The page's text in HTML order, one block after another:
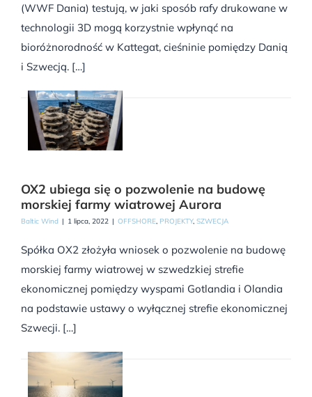
(WWF Dania) testują, w jaki sposób rafy drukowane w
technologii 3D mogą korzystnie wpłynąć na
bioróżnorodność w Kattegat, cieśninie pomiędzy Danią
i Szwecją. […]
OX2 ubiega się o pozwolenie na budowę
morskiej farmy wiatrowej Aurora
Baltic Wind | 1 lipca, 2022 | OFFSHORE PROJEKTY, SZWECJA
Spółka OX2 złożyła wniosek o pozwolenie na budowę
morskiej farmy wiatrowej w szwedzkiej strefie
ekonomicznej pomiędzy wyspami Gotlandia i Olandia
na podstawie ustawy o wyłącznej strefie ekonomicznej
Szwecji. […]